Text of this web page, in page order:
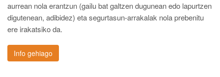
aurrean nola erantzun (gailu bat galtzen dugunean edo lapurtzen
digutenean, adibidez) eta segurtasun-arrakalak nola prebenitu
ere irakatsiko da.
Info gehiago